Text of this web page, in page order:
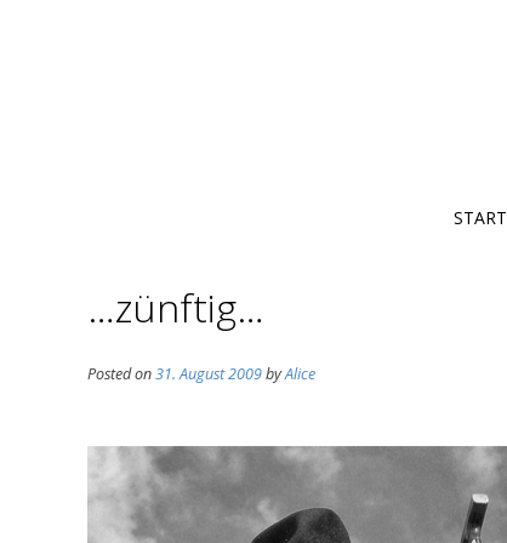
START
…zünftig…
Posted on31. August 2009byAlice